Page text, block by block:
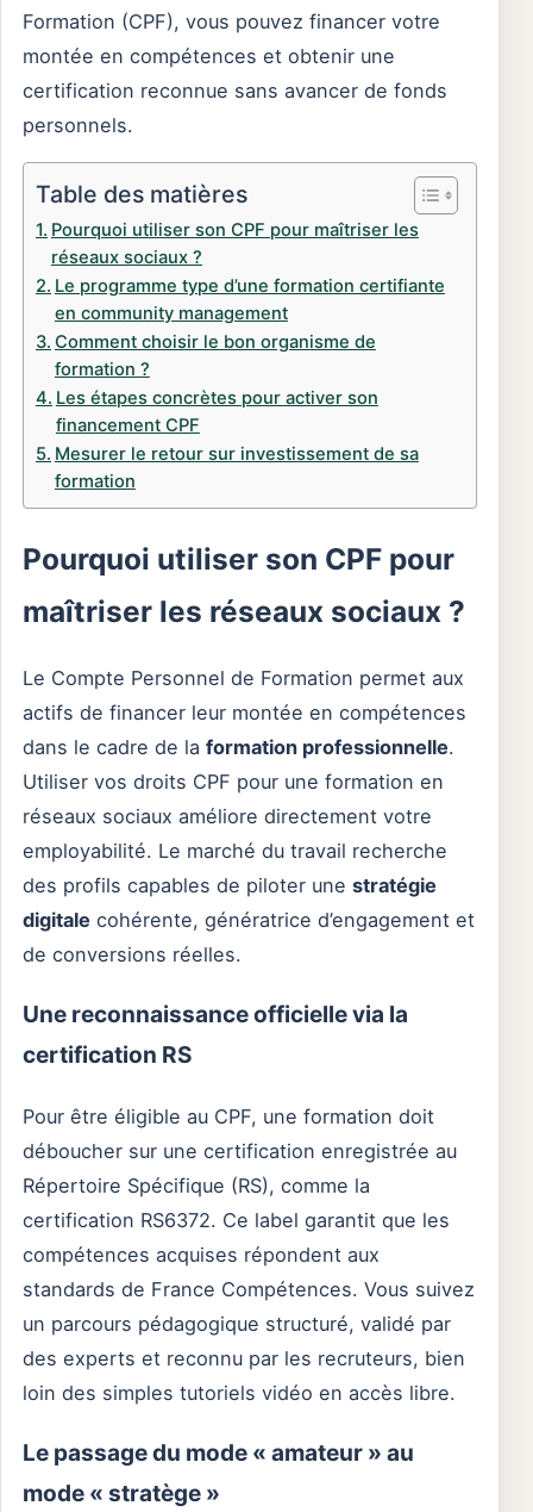
Formation (CPF), vous pouvez financer votre
montée en compétences et obtenir une
certification reconnue sans avancer de fonds
personnels.
Table des matières
Pourquoi utiliser son CPF pour maîtriser les
réseaux sociaux ?
Le programme type d’une formation certifiante
en community management
Comment choisir le bon organisme de
formation ?
Les étapes concrètes pour activer son
financement CPF
Mesurer le retour sur investissement de sa
formation
Pourquoi utiliser son CPF pour
maîtriser les réseaux sociaux ?
Le Compte Personnel de Formation permet aux
actifs de financer leur montée en compétences
dans le cadre de la formation professionnelle.
Utiliser vos droits CPF pour une formation en
réseaux sociaux améliore directement votre
employabilité. Le marché du travail recherche
des profils capables de piloter une stratégie
digitale cohérente, génératrice d’engagement et
de conversions réelles.
Une reconnaissance officielle via la
certification RS
Pour être éligible au CPF, une formation doit
déboucher sur une certification enregistrée au
Répertoire Spécifique (RS), comme la
certification RS6372. Ce label garantit que les
compétences acquises répondent aux
standards de France Compétences. Vous suivez
un parcours pédagogique structuré, validé par
des experts et reconnu par les recruteurs, bien
loin des simples tutoriels vidéo en accès libre.
Le passage du mode « amateur » au
mode « stratège »